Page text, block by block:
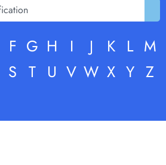
F G H I J K L M
S T U V W X Y Z